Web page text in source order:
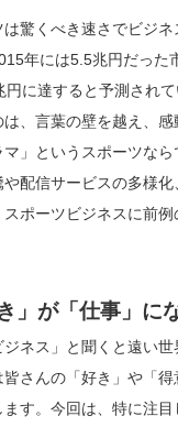
驚くべき速さでビジ
年には5.5兆円だった
円に達すると予測され
は、言葉の壁を越え、
」というスポーツなら
や配信サービスの多様
スポーツビジネスに前
」が「仕事」に
ジネス」と聞くと遠い
さんの「好き」や「
す。今回は、特に注